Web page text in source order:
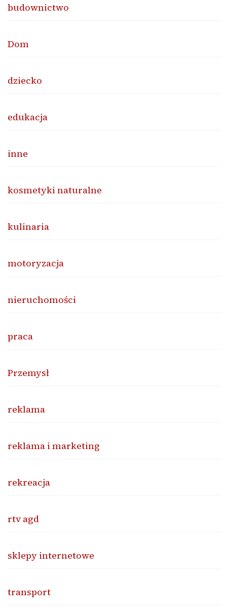
budownictwo
Dom
dziecko
edukacja
inne
kosmetyki naturalne
kulinaria
motoryzacja
nieruchomości
praca
Przemysł
reklama
reklama i marketing
rekreacja
rtv agd
sklepy internetowe
transport